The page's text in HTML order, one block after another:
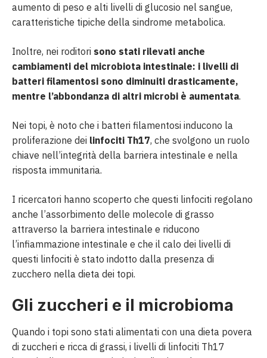
aumento di peso e alti livelli di glucosio nel sangue,
caratteristiche tipiche della sindrome metabolica.
Inoltre, nei roditori sono stati rilevati anche
cambiamenti del microbiota intestinale: i livelli di
batteri filamentosi sono diminuiti drasticamente,
mentre l’abbondanza di altri microbi è aumentata.
Nei topi, è noto che i batteri filamentosi inducono la
proliferazione dei linfociti Th17, che svolgono un ruolo
chiave nell’integrità della barriera intestinale e nella
risposta immunitaria.
I ricercatori hanno scoperto che questi linfociti regolano
anche l’assorbimento delle molecole di grasso
attraverso la barriera intestinale e riducono
l’infiammazione intestinale e che il calo dei livelli di
questi linfociti è stato indotto dalla presenza di
zucchero nella dieta dei topi.
Gli zuccheri e il microbioma
Quando i topi sono stati alimentati con una dieta povera
di zuccheri e ricca di grassi, i livelli di linfociti Th17